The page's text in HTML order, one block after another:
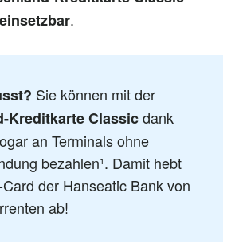
.
Sie können mit der
KreditkarteClassicdank
an Terminals ohne
bezahlen¹. Damit hebt
der Hanseatic Bank von
ab!